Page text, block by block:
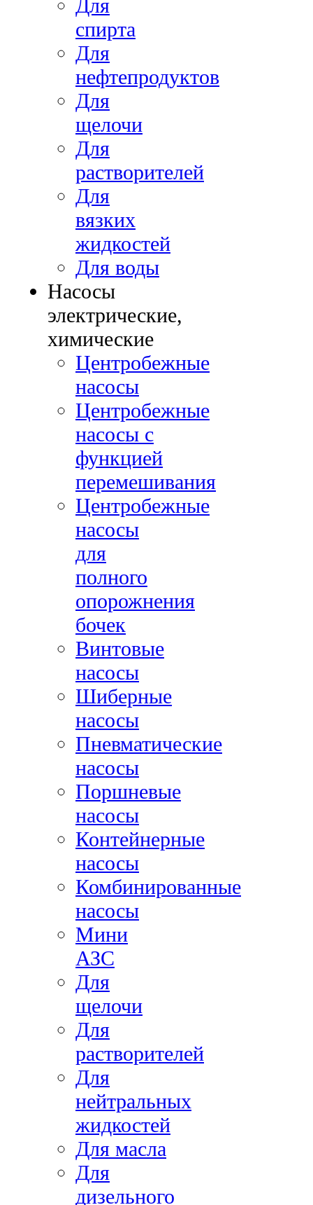
Для
спирта
Для
нефтепродуктов
Для
щелочи
Для
растворителей
Для
вязких
жидкостей
Для воды
Насосы
электрические,
химические
Центробежные
насосы
Центробежные
насосы с
функцией
перемешивания
Центробежные
насосы
для
полного
опорожнения
бочек
Винтовые
насосы
Шиберные
насосы
Пневматические
насосы
Поршневые
насосы
Контейнерные
насосы
Комбинированные
насосы
Мини
АЗС
Для
щелочи
Для
растворителей
Для
нейтральных
жидкостей
Для масла
Для
дизельного